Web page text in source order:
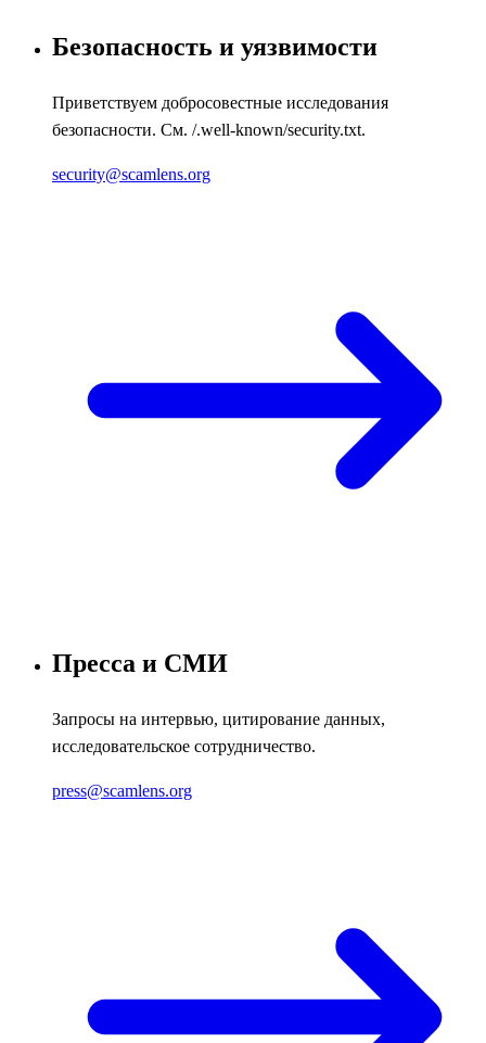
Безопасность и уязвимости
Приветствуем добросовестные исследования
безопасности. См. /.well-known/security.txt.
security@scamlens.org
Пресса и СМИ
Запросы на интервью, цитирование данных,
исследовательское сотрудничество.
press@scamlens.org